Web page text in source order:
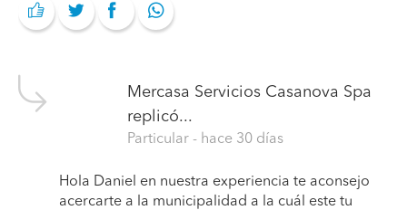
Mercasa Servicios Casanova Spa
replicó...
Particular - hace 30 días
Hola Daniel en nuestra experiencia te aconsejo
acercarte a la municipalidad a la cuál este tu